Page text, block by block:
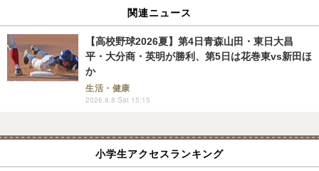
関連ニュース
【高校野球2026夏】第4日青森山田・東日大昌
平・大分商・英明が勝利、第5日は花巻東vs新田ほ
か
生活・健康
2026.8.8 Sat 15:15
小学生アクセスランキング